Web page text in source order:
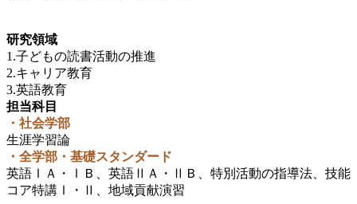
研究領域
1.子どもの読書活動の推進
2.キャリア教育
3.英語教育
担当科目
・社会学部
生涯学習論
・全学部・基礎スタンダード
英語ⅠＡ・ⅠＢ、英語ⅡＡ・ⅡＢ、特別活動の指導法、技能
コア特講Ⅰ・Ⅱ、地域貢献演習